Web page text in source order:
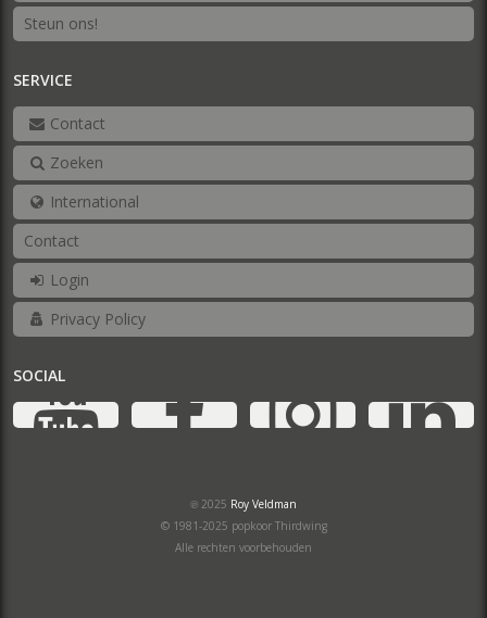
Steun ons!
SERVICE
Contact
Zoeken
International
Contact
Login
Privacy Policy
SOCIAL
YouTube
℗ 2025 Roy Veldman
© 1981-2025 popkoor Thirdwing
Alle rechten voorbehouden